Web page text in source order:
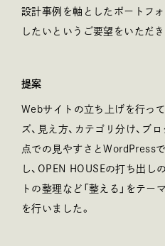
設計事例を軸としたポートフ
したいというご要望をいただき
提案
Webサイトの立ち上げを行っ
ズ、見え方、カテゴリ分け、ブ
点での見やすさとWordPress
し、OPEN HOUSEの打ち出し
トの整理など「整える」をテ
を行いました。